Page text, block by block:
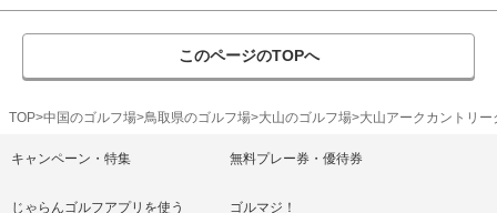
このページのTOPへ
TOP 中国のゴルフ場 鳥取県のゴルフ場 大山のゴルフ場 大山アークカントリ
キャンペーン・特集 無料プレー券・優待券
じゃらんゴルフアプリを使う ゴルマジ！